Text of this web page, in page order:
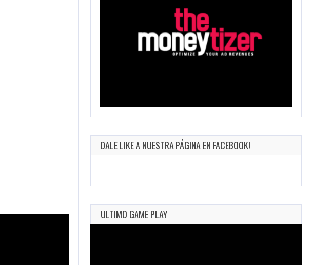
DALE LIKE A NUESTRA PÁGINA EN FACEBOOK!
ULTIMO GAME PLAY